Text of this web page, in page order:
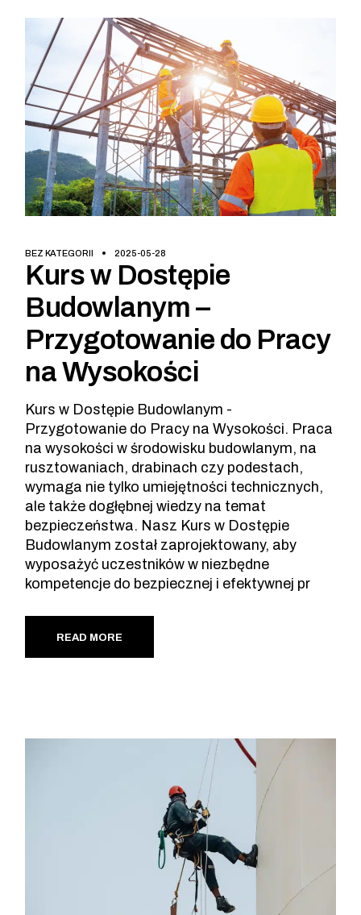
BEZ KATEGORII 2025-05-28
Kurs w Dostępie
Budowlanym –
Przygotowanie do Pracy
na Wysokości
Kurs w Dostępie Budowlanym -
Przygotowanie do Pracy na Wysokości. Praca
na wysokości w środowisku budowlanym, na
rusztowaniach, drabinach czy podestach,
wymaga nie tylko umiejętności technicznych,
ale także dogłębnej wiedzy na temat
bezpieczeństwa. Nasz Kurs w Dostępie
Budowlanym został zaprojektowany, aby
wyposażyć uczestników w niezbędne
kompetencje do bezpiecznej i efektywnej pr
READ MORE